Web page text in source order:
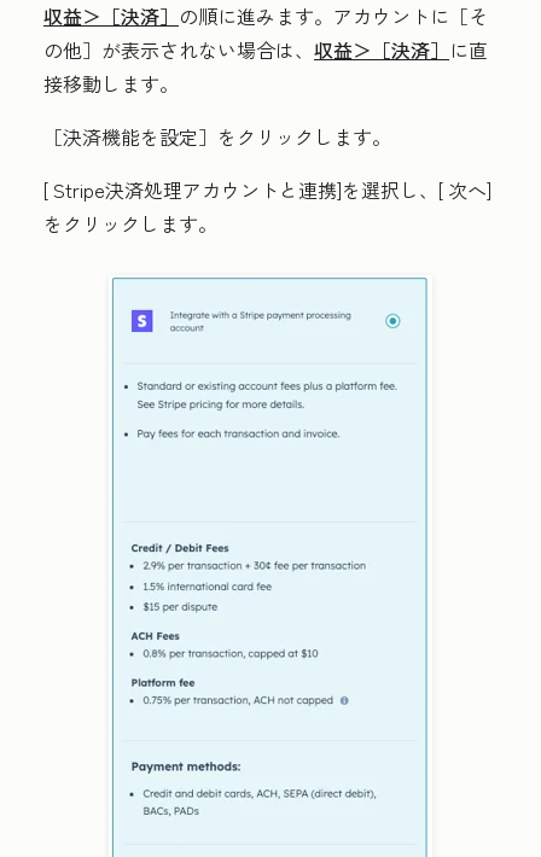
収益＞ ［決済］ の順に進みます。アカウントに ［そ
の他］が表示されない場合は、 収益＞ ［決済］ に直
接移動します。
［決済機能を設定］ をクリックします。
[Stripe決済処理アカウントと連携]を選択し、[ 次へ]
をクリックします。